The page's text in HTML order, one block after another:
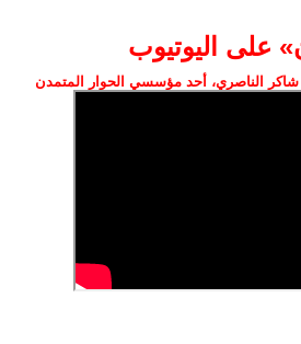
على اليوتيوب
الناصري، أحد مؤسسي الحوار المتمدن